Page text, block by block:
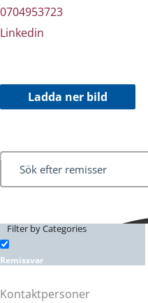
0704953723
Linkedin
Ladda ner bild
Filter by Categories
Remissvar
Kontaktpersoner